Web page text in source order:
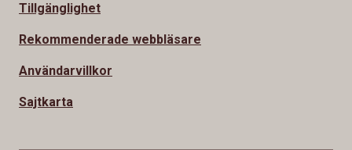
Tillgänglighet
Rekommenderade webbläsare
Användarvillkor
Sajtkarta